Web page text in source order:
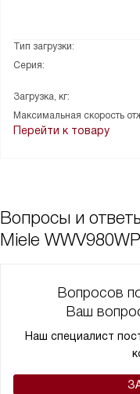
Тип загрузки:
Серия:
Загрузка, кг:
Максимальная скорость
Перейти к товару
Вопросы и
Miele
Вопросов
Ваш
Наш специалист